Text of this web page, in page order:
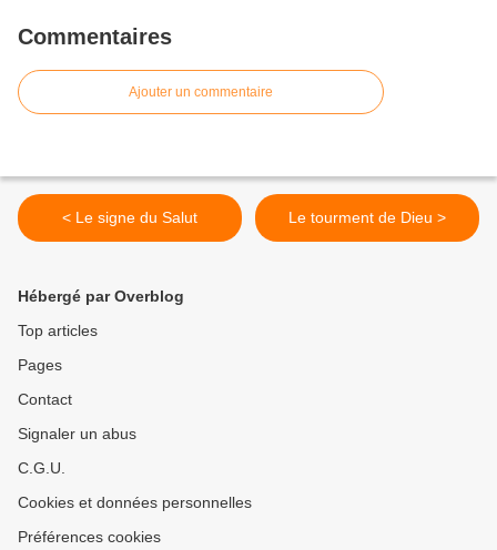
Commentaires
Ajouter un commentaire
< Le signe du Salut Le tourment de Dieu >
Hébergé par Overblog
Top articles
Pages
Contact
Signaler un abus
C.G.U.
Cookies et données personnelles
Préférences cookies